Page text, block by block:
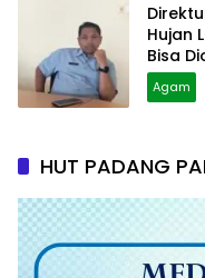
Hujan
Bisa
Agam
HUT PADANG